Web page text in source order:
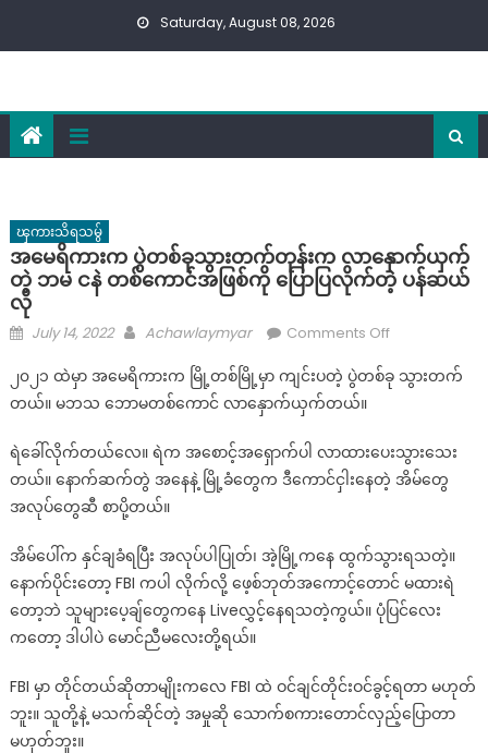
Saturday, August 08, 2026
ၾကားသိရသမွ်
အမေရိကားက ပွဲတစ်ခုသွားတက်တုန်းက လာနှောက်ယှက်
တဲ့‌ ဘမ ငနဲ တစ်ကောင်အဖြစ်ကို ပြောပြလိုက်တဲ့ ပန်ဆယ်
လို
Posted
July 14, 2022 Author
Achawlaymyar Comments Offon
မေ
က
ပွဲ
သွားတက်
တုန်း
က
ယှက်
တဲ့‌
ဘမ
၂၀၂၁ ထဲမှာ အမေရိကားက မြို့တစ်မြို့မှာ ကျင်းပတဲ့ ပွဲတစ်ခု သွားတက်
တယ်။ မဘသ ဘောမတစ်ကောင် လာနှောက်ယှက်တယ်။
ရဲခေါ်လိုက်တယ်လေ။ ရဲက အစောင့်အရှောက်ပါ လာထားပေးသွားသေး
တယ်။ နောက်ဆက်တွဲ အနေနဲ့ မြို့ခံတွေက ဒီကောင်ငှါးနေတဲ့ အိမ်တွေ
အလုပ်တွေဆီ စာပို့တယ်။
အိမ်ပေါ်က နှင်ချခံရပြီး အလုပ်ပါပြုတ်၊ အဲ့မြို့ကနေ ထွက်သွားရသတဲ့။
နောက်ပိုင်းတော့ FBI ကပါ လိုက်လို့ ဖေ့စ်ဘုတ်အကောင့်တောင် မထားရဲ
တော့ဘဲ သူများပေ့ချ်တွေကနေ Liveလွှင့်နေရသတဲ့ကွယ်။ ပုံပြင်လေး
ကတော့ ဒါပါပဲ မောင်ညီမလေးတို့ရယ်။
FBI မှာ တိုင်တယ်ဆိုတာမျိုးကလေ FBI ထဲ ဝင်ချင်တိုင်းဝင်ခွင့်ရတာ မဟုတ်
ဘူး။ သူတို့နဲ့ မသက်ဆိုင်တဲ့ အမှုဆို သောက်စကားတောင်လှည့်ပြောတာ
မဟုတ်ဘူး။